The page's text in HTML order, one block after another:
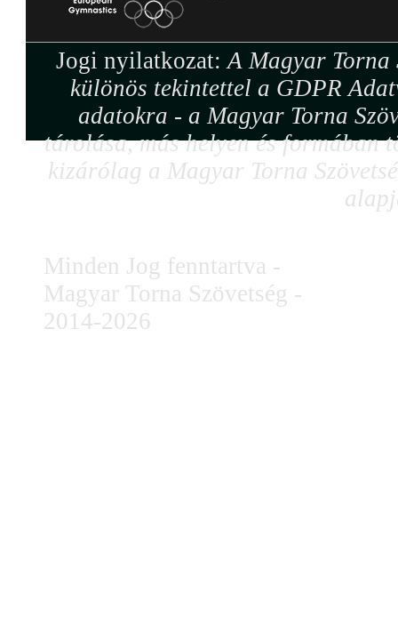
Jogi nyilatkozat:A Magyar Torna
különös tekintettel a GDPR
adatokra - a Magyar Torna
tárolása, más helyen és formában
kizárólag a Magyar Torna
Minden Jog fenntartva -
Magyar Torna Szövetség -
2014-2026